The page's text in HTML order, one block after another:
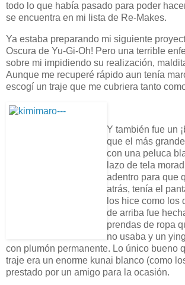
todo lo que había pasado para poder
se encuentra en mi lista de Re-Makes.
Ya estaba preparando mi siguiente
Oscura de Yu-Gi-Oh! Pero una terrible
sobre mi impidiendo su realización,
Aunque me recuperé rápido aun tenía
escogí un traje que me cubriera tanto
Y también fue un
que el más
con una peluca
lazo de tela
adentro para que
atrás, tenía el
los hice como los
de arriba fue
prendas de ropa
no usaba y un
con plumón permanente. Lo único bueno
traje era un enorme kunai blanco (como
prestado por un amigo para la ocasión.